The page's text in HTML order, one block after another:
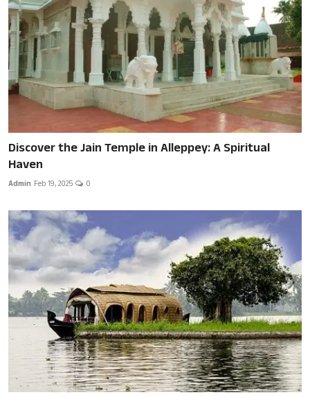
Discover the Jain Temple in Alleppey: A Spiritual
Haven
Admin Feb 19, 2025 0